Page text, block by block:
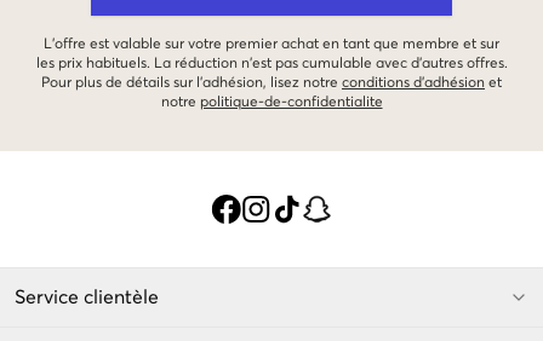
L'offre est valable sur votre premier achat en tant que membre et sur
les prix habituels. La réduction n'est pas cumulable avec d'autres offres.
Pour plus de détails sur l'adhésion, lisez notre conditions d'adhésion et
notre politique-de-confidentialite
Service clientèle